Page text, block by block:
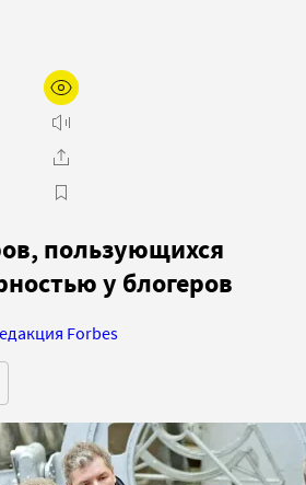
пользующихся
у блогеров
Forbes